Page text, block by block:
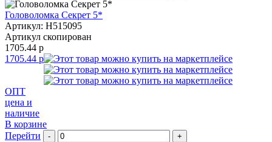
Головоломка Секрет 5*
Артикул: H515095
Артикул скопирован
1705.44 р
1705.44 р
ОПТ
цена и
наличие
В корзине
Перейти
- +